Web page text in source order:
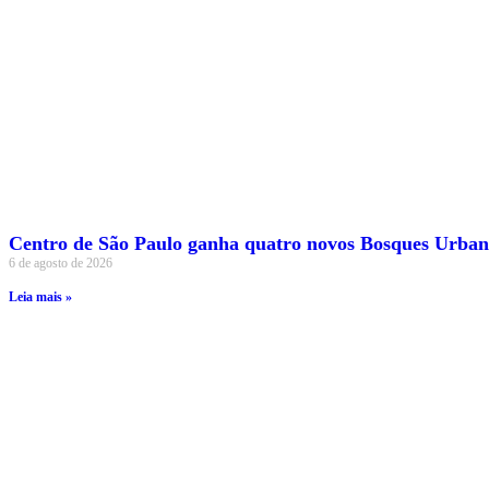
Centro de São Paulo ganha quatro novos Bosques
6 de agosto de 2026
Leia mais »